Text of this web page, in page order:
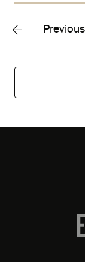
Previous